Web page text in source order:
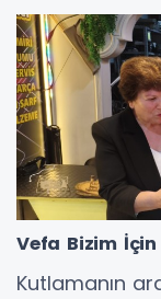
Vefa Bizim
Kutlamanın